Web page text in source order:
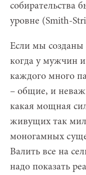
собирательства
уровне (Smith-
Если мы
когда у мужчин
каждого много
– общие, и
какая мощная
живущих так
моногамных
Валить все на
надо показать